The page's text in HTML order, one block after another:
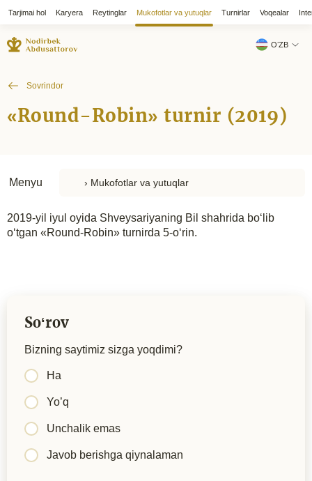
Tarjimai hol Karyera Reytinglar Mukofotlar va yutuqlar Turnirlar Voqealar
OʻZB
Sovrindor
«Round-Robin» turnir (2019)
Menyu
2019-yil iyul oyida Shveysariyaning Bil shahrida bo‘lib
o‘tgan «Round-Robin» turnirda 5-o‘rin.
Soʻrov
Bizning saytimiz sizga yoqdimi?
Ha
Yo’q
Unchalik emas
Javob berishga qiynalaman